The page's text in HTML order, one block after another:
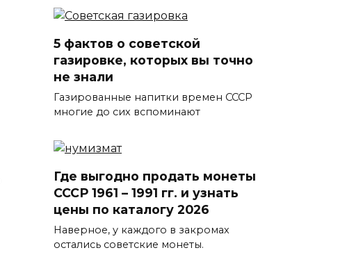
5 фактов о советской
газировке, которых вы точно
не знали
Газированные напитки времен СССР
многие до сих вспоминают
Где выгодно продать монеты
СССР 1961 – 1991 гг. и узнать
цены по каталогу 2026
Наверное, у каждого в закромах
остались советские монеты.